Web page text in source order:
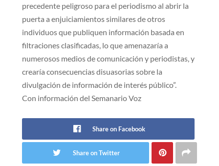
precedente peligroso para el periodismo al abrir la
puerta a enjuiciamientos similares de otros
individuos que publiquen información basada en
filtraciones clasificadas, lo que amenazaría a
numerosos medios de comunicación y periodistas, y
crearía consecuencias disuasorias sobre la
divulgación de información de interés público”.
Con información del Semanario Voz
Share on Facebook
Share on Twitter